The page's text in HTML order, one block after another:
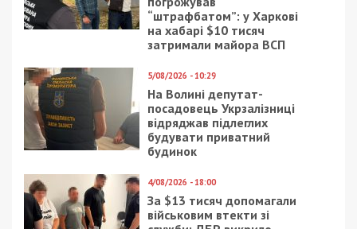
7/06/2025 - 16:00
затримали керівника
відділу кадрів обласної
лікарні, який за $17
тис. обіцяв
“інвалідність” доньці
військового
25/12/2023 - 20:03
Якою буде заробітна
плата українців у 2024
році: прогноз від